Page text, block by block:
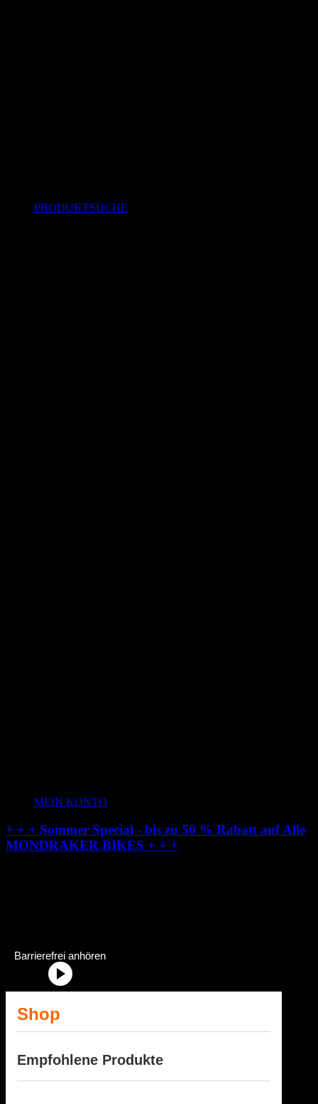
PRODUKTSUCHE
MEIN KONTO
+ + + Sommer Special - bis zu 50 % Rabatt auf Alle
MONDRAKER BIKES + + +
Radstation Onlineshop Header Abschnittstitel: „Radstation-
Barrierefrei anhören
Shop
Empfohlene Produkte